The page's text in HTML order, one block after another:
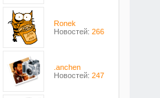
Ronek
Новостей: 266
.anchen
Новостей: 247